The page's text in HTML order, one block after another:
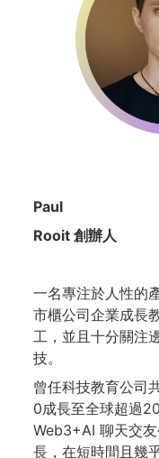
Paul
Rooit 創辦人
一名專注於人性的
市櫃公司企業成長
工，並且十分關注
技。
曾任科技教育公司
0成長至全球超過
Web3+AI 聊天交
長，在短時間且幾